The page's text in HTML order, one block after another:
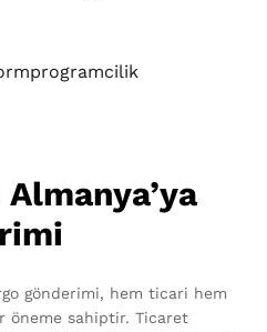
Almanya’ya
gönderimi, hem ticari hem
öneme sahiptir. Ticaret